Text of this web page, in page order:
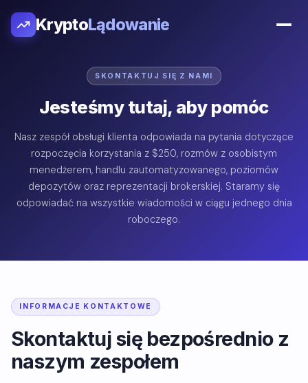
KryptoLądowanie
SKONTAKTUJ SIĘ Z NAMI
Jesteśmy tutaj, aby pomóc
Nasz zespół obsługi klienta odpowiada na pytania dotyczące
rozpoczęcia korzystania z $250, rozmów z osobistym
menedżerem, handlu zautomatyzowanego, poziomów
depozytów oraz reprezentacji brokerskiej. Staramy się
odpowiadać na wszystkie wiadomości w ciągu jednego dnia
roboczego.
INFORMACJE KONTAKTOWE
Skontaktuj się bezpośrednio z
naszym zespołem